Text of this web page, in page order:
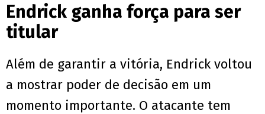
Endrick ganha força para ser
titular
Além de garantir a vitória, Endrick voltou
a mostrar poder de decisão em um
momento importante. O atacante tem